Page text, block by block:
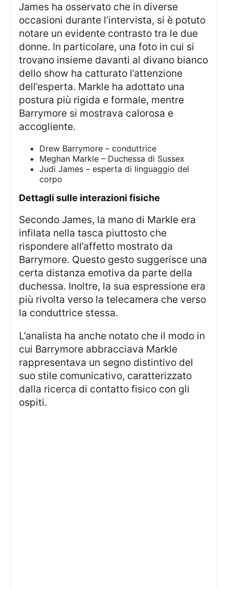
James ha osservato che in diverse
occasioni durante l’intervista, si è potuto
notare un evidente contrasto tra le due
donne. In particolare, una foto in cui si
trovano insieme davanti al divano bianco
dello show ha catturato l’attenzione
dell’esperta. Markle ha adottato una
postura più rigida e formale, mentre
Barrymore si mostrava calorosa e
accogliente.
Drew Barrymore – conduttrice
Meghan Markle – Duchessa di Sussex
Judi James – esperta di linguaggio del
corpo
dettagli sulle interazioni fisiche
Secondo James, la mano di Markle era
infilata nella tasca piuttosto che
rispondere all’affetto mostrato da
Barrymore. Questo gesto suggerisce una
certa distanza emotiva da parte della
duchessa. Inoltre, la sua espressione era
più rivolta verso la telecamera che verso
la conduttrice stessa.
L’analista ha anche notato che il modo in
cui Barrymore abbracciava Markle
rappresentava un segno distintivo del
suo stile comunicativo, caratterizzato
dalla ricerca di contatto fisico con gli
ospiti.